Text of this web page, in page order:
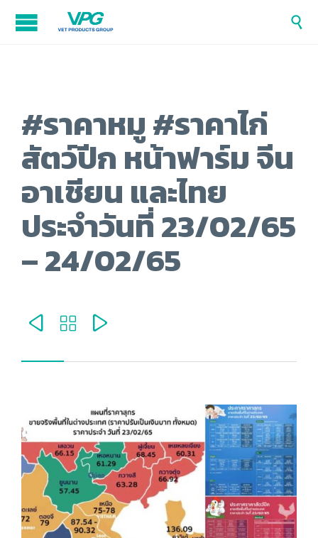

#ราคาหมู #ราคาไก่
สัตว์ปีก หน้าฟาร์ม จีน
อาเชียน และไทย
ประจำวันที่ 23/02/65
– 24/02/65
  